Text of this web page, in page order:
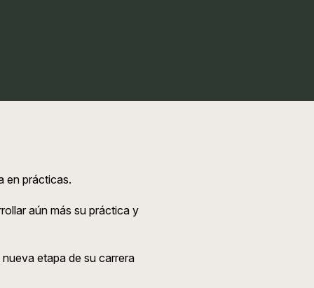
en prácticas.
aún más su práctica y
etapa de su carrera